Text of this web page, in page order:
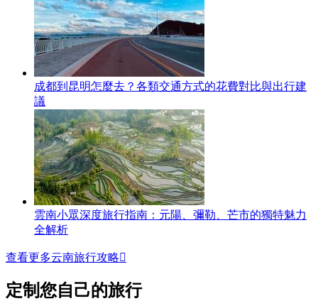
成都到昆明怎麼去？各類交通方式的花費對比與出行建
議
雲南小眾深度旅行指南：元陽、彌勒、芒市的獨特魅力
全解析
查看更多云南旅行攻略
定制您自己的旅行